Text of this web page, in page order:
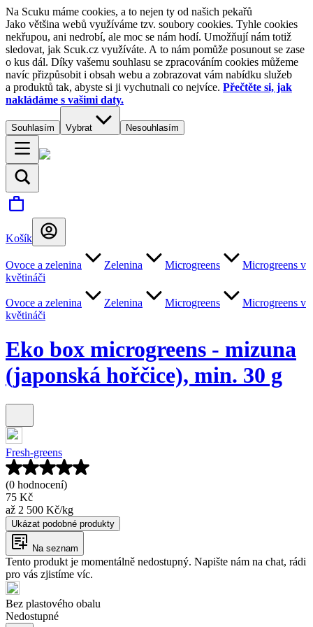
Na Scuku máme cookies, a to nejen ty od našich pekařů
Jako většina webů využíváme tzv. soubory cookies. Tyhle cookies
nekřupou, ani nedrobí, ale moc se nám hodí. Umožňují nám totiž
sledovat, jak Scuk.cz využíváte. A to nám pomůže posunout se zase
o kus dál. Díky vašemu souhlasu se zpracováním cookies můžeme
navíc přizpůsobit i obsah webu a zobrazovat vám nabídku služeb
a produktů tak, abyste si ji vychutnali co nejvíce. Přečtěte si, jak
nakládáme s vašimi daty.
Souhlasím Vybrat Nesouhlasím
Košík
Ovoce a zelenina Zelenina Microgreens
Microgreens v
květináči
Ovoce a zelenina Zelenina Microgreens
Microgreens v
květináči
Eko box microgreens - mizuna
(japonská hořčice), min. 30 g
Fresh-greens
(0 hodnocení)
75 Kč
až 2 500 Kč/kg
Ukázat podobné produkty
Na seznam
Tento produkt je momentálně nedostupný. Napište nám na chat, rádi
pro vás zjistíme víc.
Bez plastového obalu
Nedostupné